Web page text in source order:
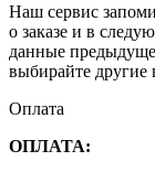
Наш сервис
о заказе и в
данные
выбирайте другие
Оплата
ОПЛАТА: